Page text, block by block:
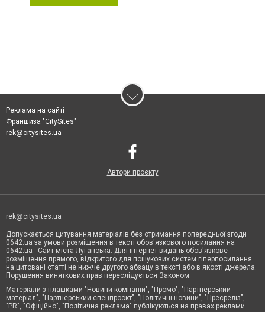
Реклама на сайті
Франшиза "CitySites"
rek@citysites.ua
Автори проєкту
rek@citysites.ua
Допускається цитування матеріалів без отримання попередньої згоди
0642.ua за умови розміщення в тексті обов'язкового посилання на
0642.ua - Сайт міста Луганська. Для інтернет-видань обов'язкове
розміщення прямого, відкритого для пошукових систем гіперпосилання
на цитовані статті не нижче другого абзацу в тексті або в якості джерела.
Порушення виняткових прав переслідується Законом.
Матеріали з плашками "Новини компаній", "Промо", "Партнерський
матеріал", "Партнерський спецпроєкт", "Політичні новини", "Пресреліз",
"PR", "Офіційно", "Політична реклама" публікуються на правах реклами.